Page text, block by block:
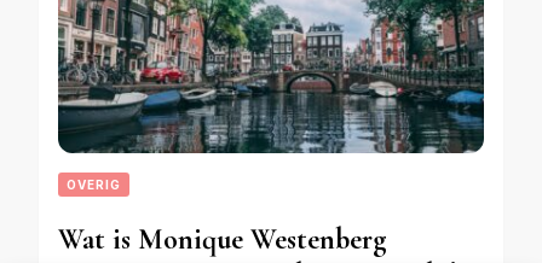
OVERIG
Wat is Monique Westenberg